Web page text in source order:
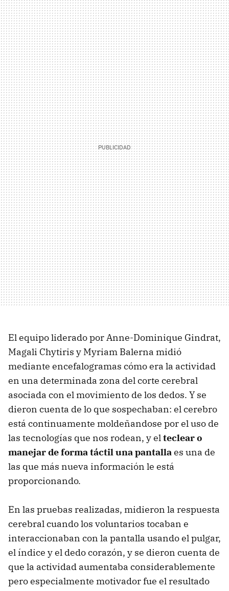
El equipo liderado por Anne-Dominique Gindrat,
Magali Chytiris y Myriam Balerna midió
mediante encefalogramas cómo era la actividad
en una determinada zona del corte cerebral
asociada con el movimiento de los dedos. Y se
dieron cuenta de lo que sospechaban: el cerebro
está continuamente moldeñandose por el uso de
las tecnologías que nos rodean, y elteclear o
manejar de forma táctil una pantallaes una de
las que más nueva información le está
proporcionando.
En las pruebas realizadas, midieron la respuesta
cerebral cuando los voluntarios tocaban e
interaccionaban con la pantalla usando el pulgar,
el índice y el dedo corazón, y se dieron cuenta de
que la actividad aumentaba considerablemente
pero especialmente motivador fue el resultado